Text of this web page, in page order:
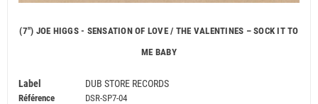
(7") JOE HIGGS - SENSATION OF LOVE / THE VALENTINES ‎– SOCK IT TO
ME BABY
Label DUB STORE RECORDS
Référence
DSR-SP7-04